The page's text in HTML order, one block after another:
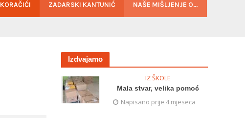
KORAČIĆI ZADARSKI KANTUNIĆ NAŠE MIŠLJENJE O…
Izdvajamo
IZ ŠKOLE
Mala stvar, velika pomoć
Napisano prije 4 mjeseca